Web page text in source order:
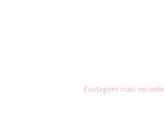
Postagem mais recente